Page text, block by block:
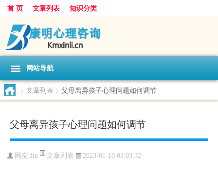
首 页 文章列表 知识分类
网站导航
> 文章列表 > 父母离异孩子心理问题如何调节
父母离异孩子心理问题如何调节
网友:fm 文章列表 2023-01-10 03:03:32